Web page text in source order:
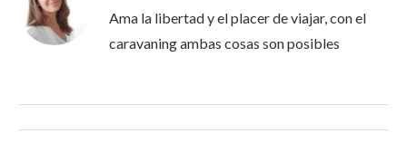
Ama la libertad y el placer de viajar, con el
caravaning ambas cosas son posibles